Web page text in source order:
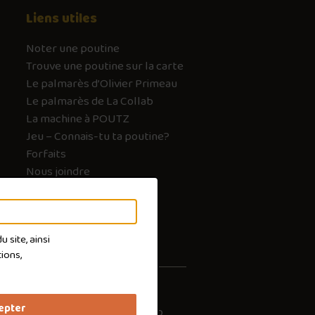
site, ainsi
Liens utiles
Noter une poutine
Trouve une poutine sur la carte
Le palmarès d’Olivier Primeau
Le palmarès de La Collab
La machine à POUTZ
Jeu – Connais-tu ta poutine?
Forfaits
Nous joindre